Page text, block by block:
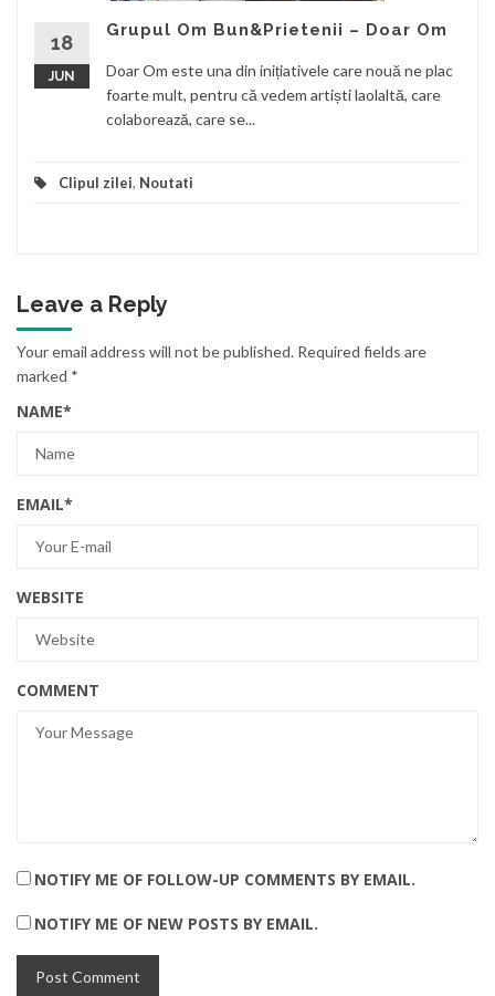
18
JUN
Grupul Om Bun&Prietenii – Doar Om
Doar Om este una din inițiativele care nouă ne plac
foarte mult, pentru că vedem artiști laolaltă, care
colaborează, care se...
Clipul zilei, Noutati
Leave a Reply
Your email address will not be published. Required fields are
marked *
NAME*
EMAIL*
WEBSITE
COMMENT
NOTIFY ME OF FOLLOW-UP COMMENTS BY EMAIL.
NOTIFY ME OF NEW POSTS BY EMAIL.